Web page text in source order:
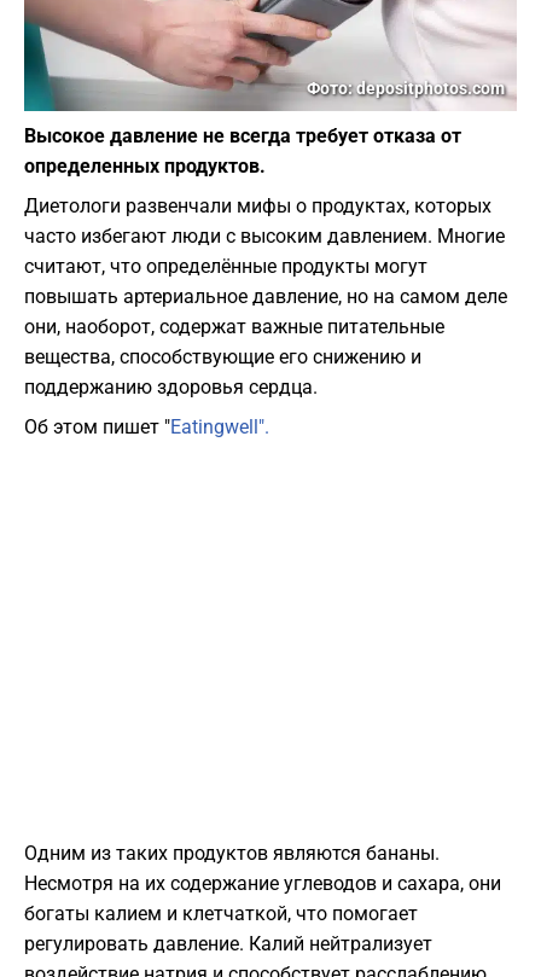
Фото: depositphotos.com
Высокое давление не всегда требует отказа от
определенных продуктов.
Диетологи развенчали мифы о продуктах, которых
часто избегают люди с высоким давлением. Многие
считают, что определённые продукты могут
повышать артериальное давление, но на самом деле
они, наоборот, содержат важные питательные
вещества, способствующие его снижению и
поддержанию здоровья сердца.
Об этом пишет "Eatingwell".
Одним из таких продуктов являются бананы.
Несмотря на их содержание углеводов и сахара, они
богаты калием и клетчаткой, что помогает
регулировать давление. Калий нейтрализует